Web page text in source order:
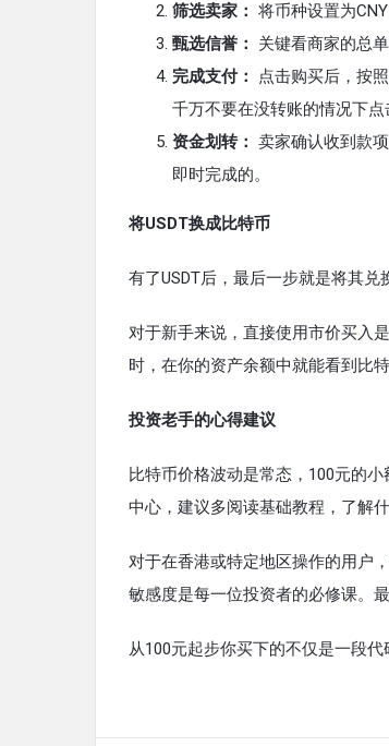
筛选卖家： 将币种设置为
甄选信誉：
关键看商家的总
完成支付：
点击购买后，按
千万不要在没转账的情况下点
资金划转： 卖家确认收到款
即时完成的。
将USDT换成比特币
有了USDT后，最后一步就是将其兑
对于新手来说，直接使用市价买入
时，在你的资产余额中就能看到比特
投资老手的心得建议
比特币价格波动是常态，100元的
中心，建议多阅读基础教程，了解
对于在香港或特定地区操作的用户
敏感度是每一位投资者的必修课。
从100元起步你买下的不仅是一段